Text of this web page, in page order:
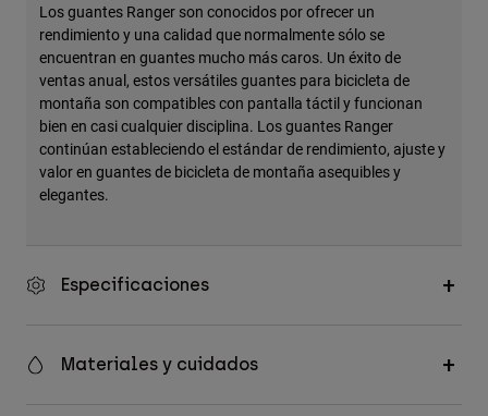
Los guantes Ranger son conocidos por ofrecer un
rendimiento y una calidad que normalmente sólo se
encuentran en guantes mucho más caros. Un éxito de
ventas anual, estos versátiles guantes para bicicleta de
montaña son compatibles con pantalla táctil y funcionan
bien en casi cualquier disciplina. Los guantes Ranger
continúan estableciendo el estándar de rendimiento, ajuste y
valor en guantes de bicicleta de montaña asequibles y
elegantes.
Especificaciones
Materiales y cuidados